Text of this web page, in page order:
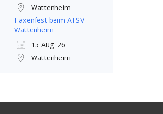
Wattenheim
Haxenfest beim ATSV
Wattenheim
15 Aug. 26
Wattenheim